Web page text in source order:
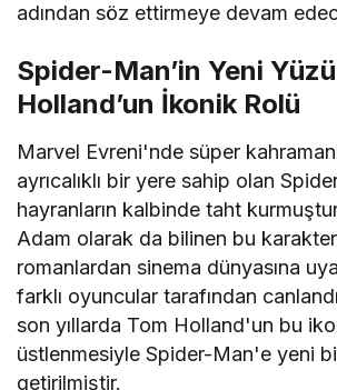
adından söz ettirmeye devam
Spider-Man’in Yeni
Holland’un İkonik Rolü
Marvel Evreni'nde süper
ayrıcalıklı bir yere sahip olan
hayranların kalbinde taht
Adam olarak da bilinen bu
romanlardan sinema dünyasına
farklı oyuncular tarafından
son yıllarda Tom Holland'un bu
üstlenmesiyle Spider-Man'e yeni
getirilmiştir.